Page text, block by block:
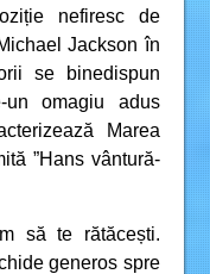
nefiresc de
Jackson în
se binedispun
omagiu adus
Marea
”Hans vântură-
să te rătăcești.
generos spre